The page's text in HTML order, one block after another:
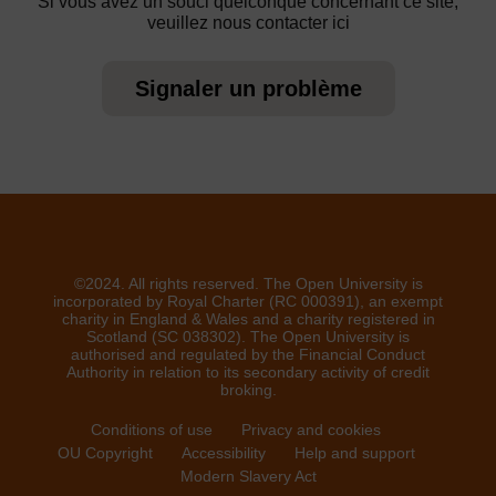
veuillez nous contacter ici
Signaler un problème
©2024. All rights reserved. The Open University is
incorporated by Royal Charter (RC 000391), an exempt
charity in England & Wales and a charity registered in
Scotland (SC 038302). The Open University is
authorised and regulated by the Financial Conduct
Authority in relation to its secondary activity of credit
broking.
Conditions of use
Privacy and cookies
OU Copyright
Accessibility
Help and support
Modern Slavery Act